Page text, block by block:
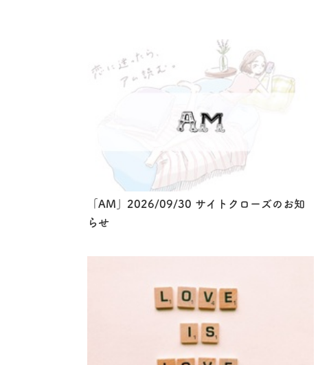
「AM」2026/09/30 サイトクローズのお知
らせ